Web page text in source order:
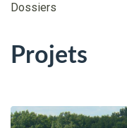
Dossiers
Projets